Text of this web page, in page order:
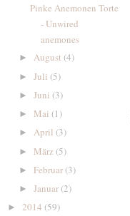
Pinke Anemonen Torte
- Unwired
anemones
► August (4)
► Juli (5)
► Juni (3)
► Mai (1)
► April (3)
► März (5)
► Februar(3)
► Januar(2)
► 2014 (59)